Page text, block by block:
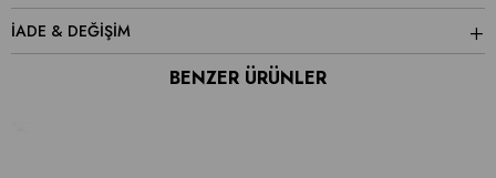
İADE & DEĞİŞİM
BENZER ÜRÜNLER